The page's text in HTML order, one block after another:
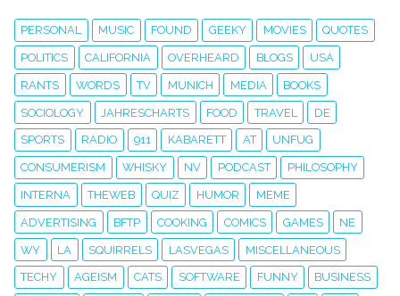
PERSONAL MUSIC FOUND GEEKY MOVIES QUOTES
POLITICS CALIFORNIA OVERHEARD BLOGS USA
RANTS WORDS TV MUNICH MEDIA BOOKS
SOCIOLOGY JAHRESCHARTS FOOD TRAVEL DE
SPORTS RADIO 911 KABARETT AT UNFUG
CONSUMERISM WHISKY NV PODCAST PHILOSOPHY
INTERNA THEWEB QUIZ HUMOR MEME
ADVERTISING BFTP COOKING COMICS GAMES NE
WY LA SQUIRRELS LASVEGAS MISCELLANEOUS
TECHY AGEISM CATS SOFTWARE FUNNY BUSINESS